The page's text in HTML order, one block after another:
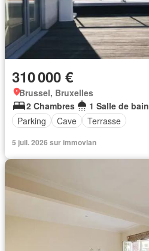
310 000 €
Brussel, Bruxelles
2 Chambres
1 Salle de bain
Parking
Cave Terrasse
5 juil. 2026 sur immovlan